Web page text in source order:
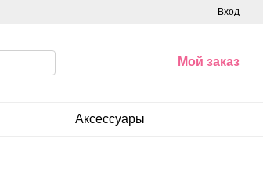
Вход
Мой заказ
Аксессуары